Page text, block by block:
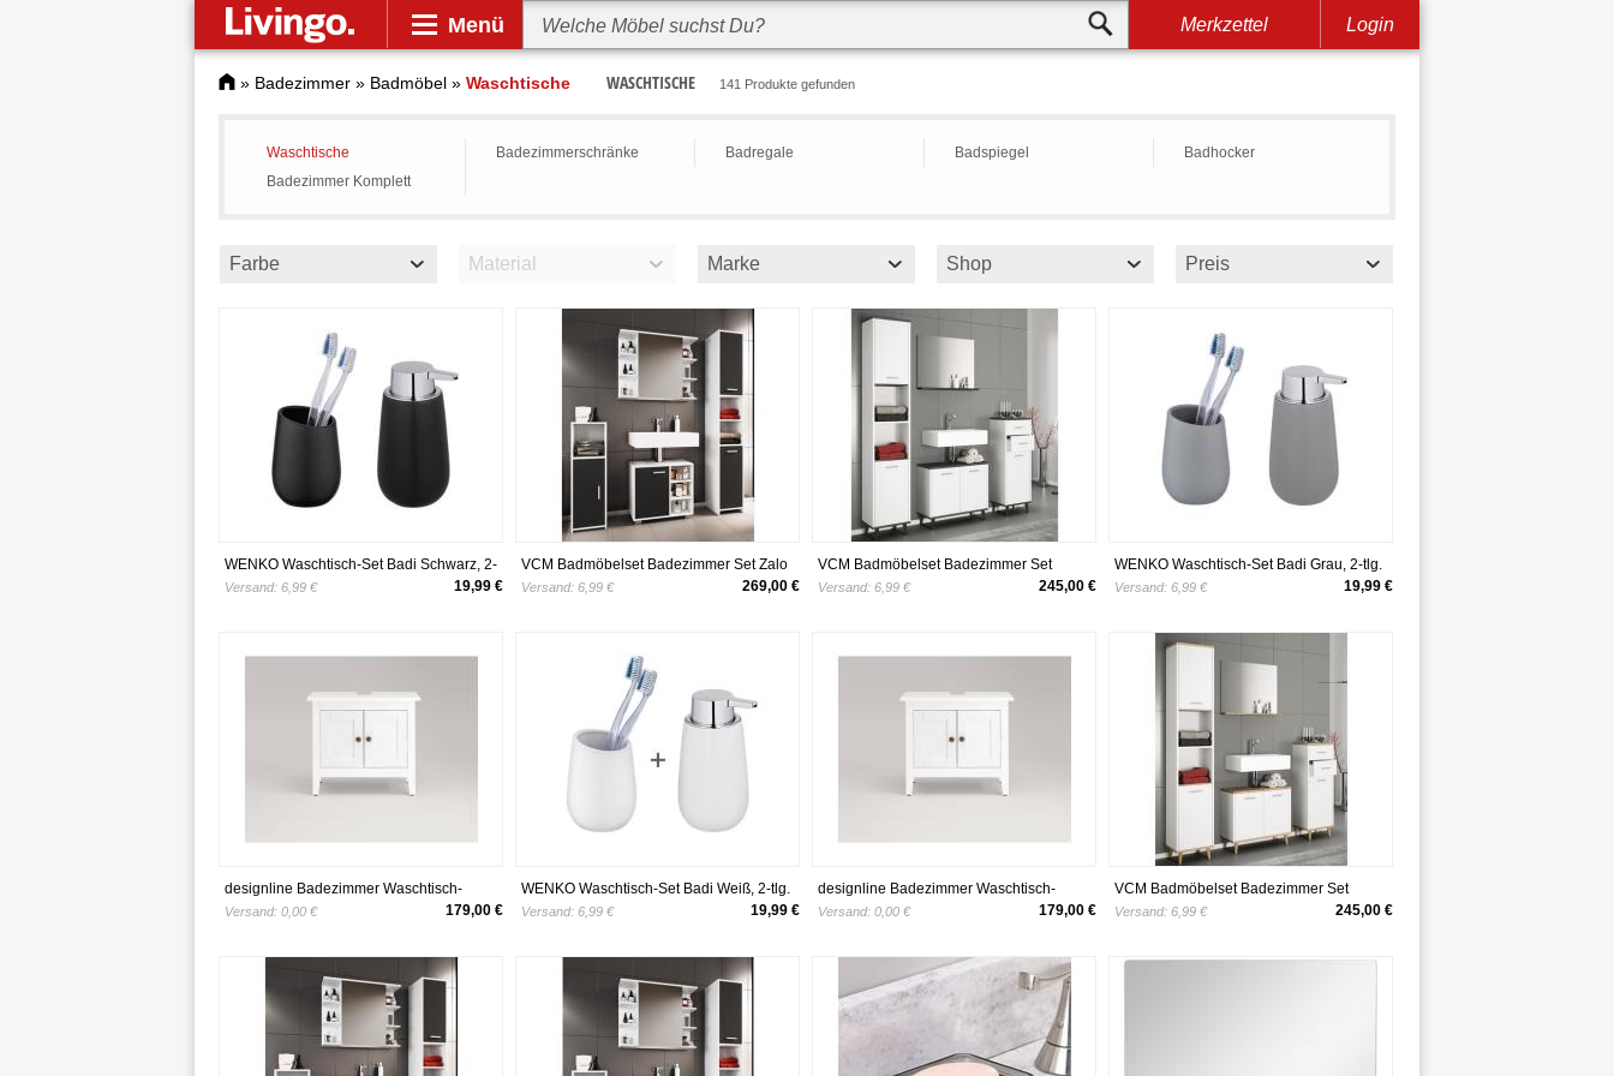
Menü Merkzettel Login
» Badezimmer » Badmöbel » Waschtische WASCHTISCHE 141 Produkte gefunden
Waschtische
Badezimmer Komplett
Badezimmerschränke Badregale Badspiegel Badhocker
Farbe Material Marke Shop Preis
WENKO Waschtisch-Set Badi Schwarz, 2-
tlg.
Versand: 6,99 € 19,99 €
VCM Badmöbelset Badezimmer Set Zalo
I Schwarz 4-tlg.
Versand: 6,99 € 269,00 €
VCM Badmöbelset Badezimmer Set
Landos I Anthrazit 4-tlg.
Versand: 6,99 € 245,00 €
WENKO Waschtisch-Set Badi Grau, 2-tlg.
Versand: 6,99 € 19,99 €
designline Badezimmer Waschtisch-
Unterschrank Splash 65x57x38cm
Versand: 0,00 € 179,00 €
WENKO Waschtisch-Set Badi Weiß, 2-tlg.
Versand: 6,99 € 19,99 €
designline Badezimmer Waschtisch-
Unterschrank Splash
Versand: 0,00 € 179,00 €
VCM Badmöbelset Badezimmer Set
Landos I Honig-Eiche 4-tlg.
Versand: 6,99 € 245,00 €